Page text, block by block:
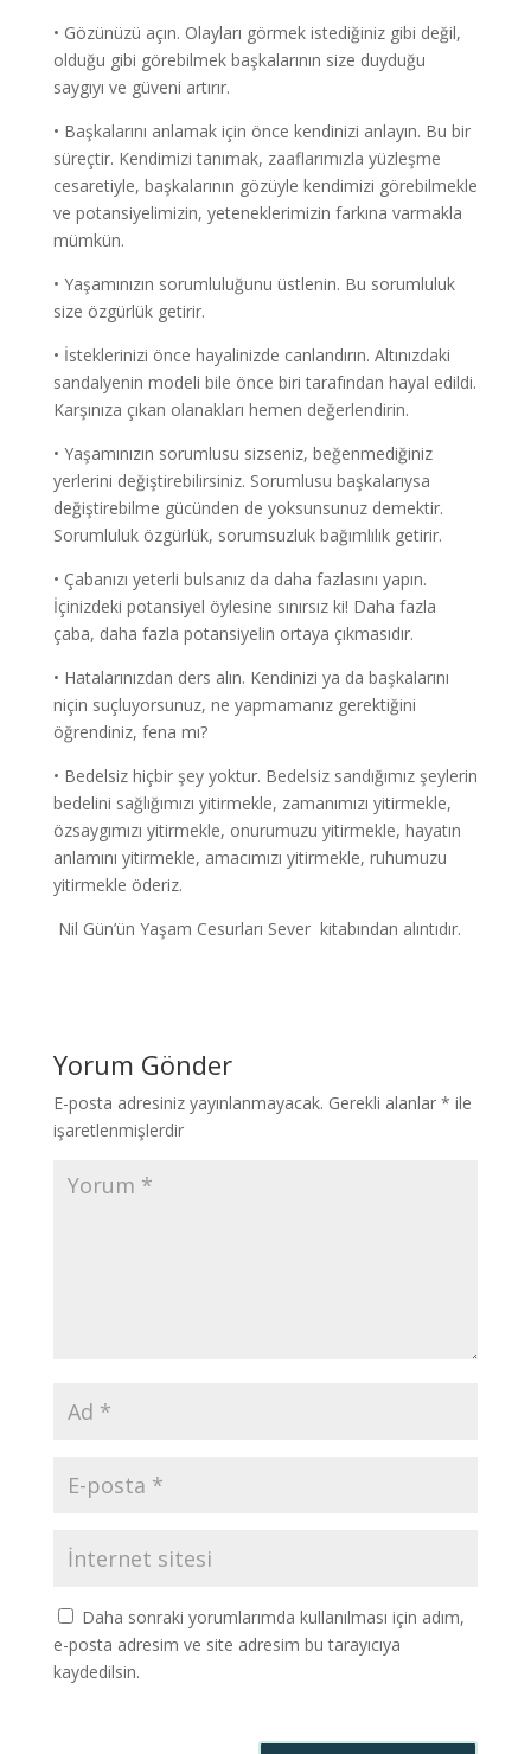
• Gözünüzü açın. Olayları görmek istediğiniz gibi değil,
olduğu gibi görebilmek başkalarının size duyduğu
saygıyı ve güveni artırır.
• Başkalarını anlamak için önce kendinizi anlayın. Bu bir
süreçtir. Kendimizi tanımak, zaaflarımızla yüzleşme
cesaretiyle, başkalarının gözüyle kendimizi görebilmekle
ve potansiyelimizin, yeteneklerimizin farkına varmakla
mümkün.
• Yaşamınızın sorumluluğunu üstlenin. Bu sorumluluk
size özgürlük getirir.
• İsteklerinizi önce hayalinizde canlandırın. Altınızdaki
sandalyenin modeli bile önce biri tarafından hayal edildi.
Karşınıza çıkan olanakları hemen değerlendirin.
• Yaşamınızın sorumlusu sizseniz, beğenmediğiniz
yerlerini değiştirebilirsiniz. Sorumlusu başkalarıysa
değiştirebilme gücünden de yoksunsunuz demektir.
Sorumluluk özgürlük, sorumsuzluk bağımlılık getirir.
• Çabanızı yeterli bulsanız da daha fazlasını yapın.
İçinizdeki potansiyel öylesine sınırsız ki! Daha fazla
çaba, daha fazla potansiyelin ortaya çıkmasıdır.
• Hatalarınızdan ders alın. Kendinizi ya da başkalarını
niçin suçluyorsunuz, ne yapmamanız gerektiğini
öğrendiniz, fena mı?
• Bedelsiz hiçbir şey yoktur. Bedelsiz sandığımız şeylerin
bedelini sağlığımızı yitirmekle, zamanımızı yitirmekle,
özsaygımızı yitirmekle, onurumuzu yitirmekle, hayatın
anlamını yitirmekle, amacımızı yitirmekle, ruhumuzu
yitirmekle öderiz.
Nil Gün’ün Yaşam Cesurları Sever kitabından alıntıdır.
Yorum Gönder
E-posta adresiniz yayınlanmayacak. Gerekli alanlar * ile
işaretlenmişlerdir
Daha sonraki yorumlarımda kullanılması için adım,
e-posta adresim ve site adresim bu tarayıcıya
kaydedilsin.